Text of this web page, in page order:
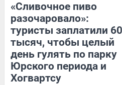
«Сливочное пиво
разочаровало»:
туристы заплатили 60
тысяч, чтобы целый
день гулять по парку
Юрского периода и
Хогвартсу